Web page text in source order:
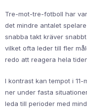
Tre-mot-tre-fotboll har
det mindre antalet
snabba takt kräver
vilket ofta leder till fler
redo att reagera hela
I kontrast kan tempot i
ner under fasta
leda till perioder med